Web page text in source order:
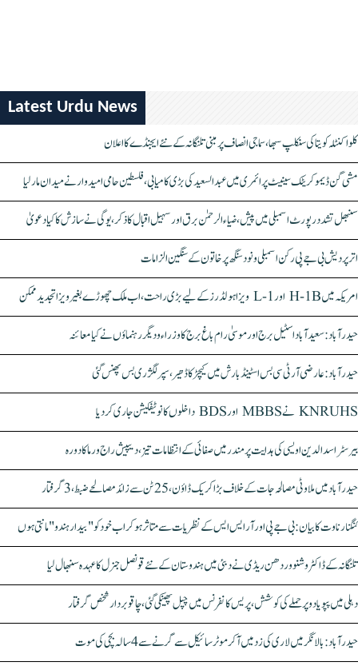
Latest Urdu News
کلواکنٹلہ کویتا کی سنکلپ سبھا، سماجی انصاف پر مبنی تلنگانہ کے نئے ایجنڈے کا اعلان
مشی گن ڈیموکریٹک سینیٹ پرائمری میں عبدالسعید کی بڑی کامیابی، فلسطین حامی امیدوار نے میدان مار لیا
سنبھل تشدد رپورٹ اسمبلی میں پیش، ضیاء الرحمٰن برق اور سہیل اقبال کا ذکر، یوگی نے سازش کا کیا دعویٰ
اتر پردیش بی جے پی رکن اسمبلی ونود سنگھ پر خاتون کے سنگین الزامات
امریکہ میں H-1B اور L-1 ویزا ہولڈرز کے لیے بڑی راحت، اب ملک چھوڑے بغیر ویزا تجدید ممکن
حیدرآباد: سعیدآباد اسٹیل برج اور موسیٰ رام باغ برج کا وزراء و دیگر رہنماؤں نے کیا معائنہ
حیدرآباد: عارضی آر ٹی سی بس اسٹینڈ بارش میں کیچڑ کا ڈھیر، سپر لگژری بس پھنس گئی
KNRUHS نے MBBS اور BDS داخلوں کا نوٹیفکیشن جاری کر دیا
بیرسٹر اسدالدین اویسی کی ہدایت پر مندر میں صفائی کے انتظامات تیز، دیپیش راج ورما کا دورہ
حیدرآباد میں ملاوٹی مصالحہ جات کے خلاف بڑا کریک ڈاؤن، 25 ٹن سے زائد مصالحے ضبط، 3 گرفتار
کنگنا رناوت کا بیان: بی جے پی اور آر ایس ایس کے نظریات سے متاثر ہو کر اب خود کو "بیدار ہندو" مانتی ہوں
تلنگانہ کے ڈاکٹر وشنو وردھن ریڈی نے دبئی میں ہندوستان کے نئے قونصل جنرل کا عہدہ سنبھال لیا
دہلی میں پپو یادو پر حملے کی کوشش، پریس کانفرنس میں چپل پھینکی گئی، چاقو بردار شخص گرفتار
حیدرآباد: بالا نگر میں لاری کی زد میں آکر موٹرسائیکل سے گرنے سے 4 سالہ بچی کی موت